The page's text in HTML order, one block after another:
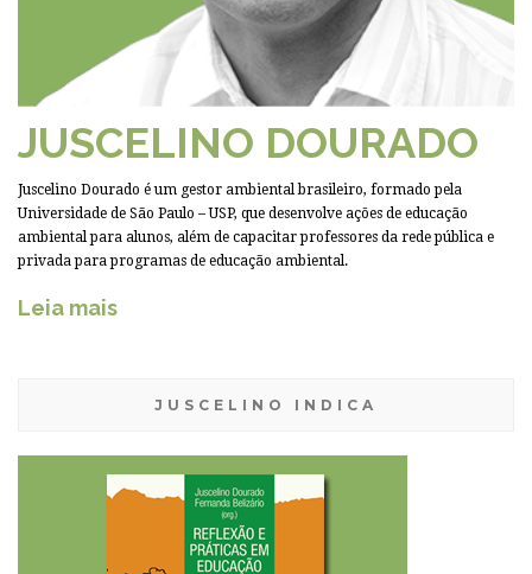
JUSCELINO DOURADO
Juscelino Dourado é um gestor ambiental brasileiro, formado pela
Universidade de São Paulo – USP, que desenvolve ações de educação
ambiental para alunos, além de capacitar professores da rede pública e
privada para programas de educação ambiental.
Leia mais
JUSCELINO INDICA